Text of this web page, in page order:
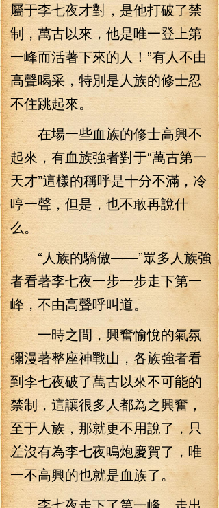
屬于李七夜才對，是他打破了禁
制，萬古以來，他是唯一登上第
一峰而活著下來的人！”有人不由
高聲喝采，特別是人族的修士忍
不住跳起來。
在場一些血族的修士高興不
起來，有血族強者對于“萬古第一
天才”這樣的稱呼是十分不滿，冷
哼一聲，但是，也不敢再說什
么。
“人族的驕傲——”眾多人族強
者看著李七夜一步一步走下第一
峰，不由高聲呼叫道。
一時之間，興奮愉悅的氣氛
彌漫著整座神戰山，各族強者看
到李七夜破了萬古以來不可能的
禁制，這讓很多人都為之興奮，
至于人族，那就更不用說了，只
差沒有為李七夜鳴炮慶賀了，唯
一不高興的也就是血族了。